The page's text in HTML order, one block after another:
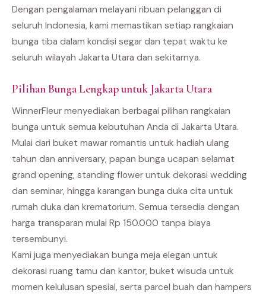
Dengan pengalaman melayani ribuan pelanggan di
seluruh Indonesia, kami memastikan setiap rangkaian
bunga tiba dalam kondisi segar dan tepat waktu ke
seluruh wilayah Jakarta Utara dan sekitarnya.
Pilihan Bunga Lengkap untuk Jakarta Utara
WinnerFleur menyediakan berbagai pilihan rangkaian
bunga untuk semua kebutuhan Anda di Jakarta Utara.
Mulai dari buket mawar romantis untuk hadiah ulang
tahun dan anniversary, papan bunga ucapan selamat
grand opening, standing flower untuk dekorasi wedding
dan seminar, hingga karangan bunga duka cita untuk
rumah duka dan krematorium. Semua tersedia dengan
harga transparan mulai Rp 150.000 tanpa biaya
tersembunyi.
Kami juga menyediakan bunga meja elegan untuk
dekorasi ruang tamu dan kantor, buket wisuda untuk
momen kelulusan spesial, serta parcel buah dan hampers